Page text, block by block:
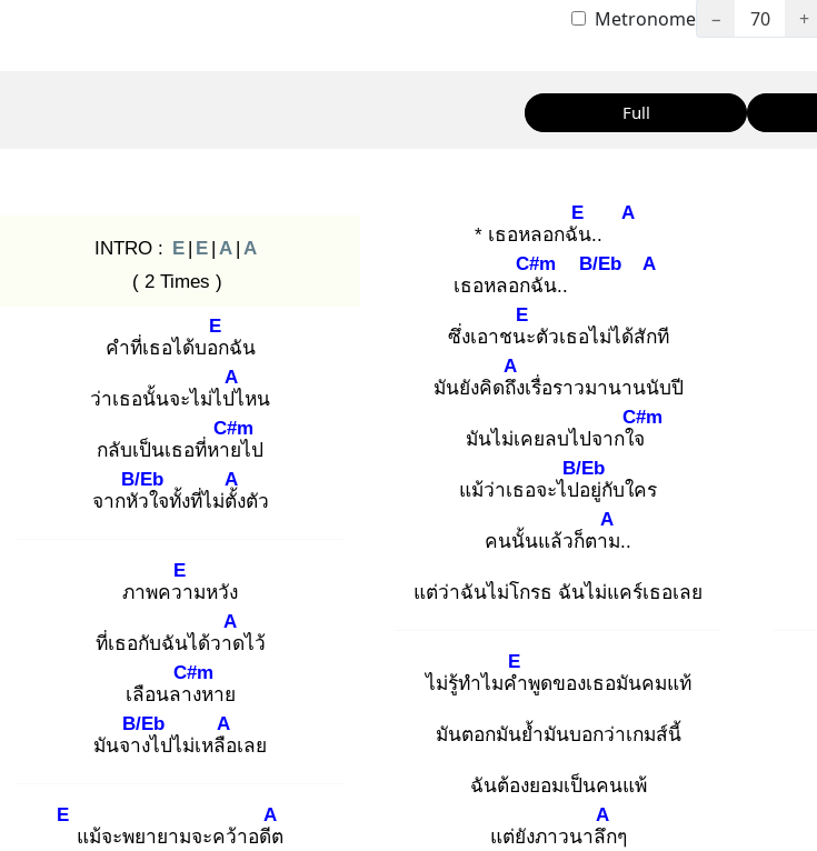
Metronome − 70 +
Full
INTRO : E | E | A | A
( 2 Times )
คำที่เธอได้บอก
E
ฉัน
ว่าเธอนั้นจะไม่ไปไ
A
หน
กลับเป็นเธอที่หาย
C#m
ไป
จากหัว
B/Eb
ใจทั้งที่ไม่ตั้ง
A
ตัว
ภาพควา
E
มหวัง
ที่เธอกับฉันได้วาด
A
ไว้
เลือนลาง
C#m
หาย
มันจาง
B/Eb
ไปไม่เหลือ
A
เลย
E
แม้จะพยายามจะคว้าอดีต
A
* เธอหลอกฉัน
E
..
A
เธอหลอกฉั
C#m
น..
B/Eb A
ซึ่งเอาชนะ
E
ตัวเธอไม่ได้สักที
มันยังคิดถึง
A
เรื่อราวมานานนับปี
มันไม่เคยลบไปจากใจ
C#m
แม้ว่าเธอจะไปอ
B/Eb
ยู่กับใคร
คนนั้นแล้วก็ตาม
A
..
แต่ว่าฉันไม่โกรธ ฉันไม่แคร์เธอเลย
ไม่รู้ทำไมคำ
E
พูดของเธอมันคมแท้
มันตอกมันย้ำมันบอกว่าเกมส์นี้
ฉันต้องยอมเป็นคนแพ้
แต่ยังภาวนาลึก
A
ๆ